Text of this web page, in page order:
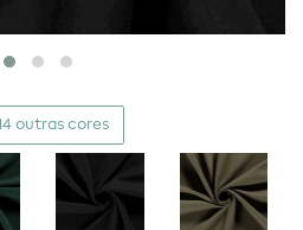
outras cores